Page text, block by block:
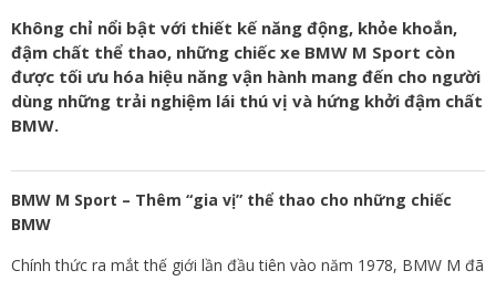
Không chỉ nổi bật với thiết kế năng động, khỏe khoắn,
đậm chất thể thao, những chiếc xe BMW M Sport còn
được tối ưu hóa hiệu năng vận hành mang đến cho người
dùng những trải nghiệm lái thú vị và hứng khởi đậm chất
BMW.
BMW M Sport – Thêm “gia vị” thể thao cho những chiếc
BMW
Chính thức ra mắt thế giới lần đầu tiên vào năm 1978, BMW M đã